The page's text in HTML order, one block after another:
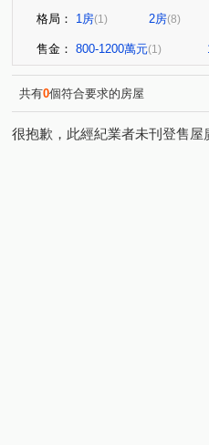
格局： 1房(1) 2房(8)
售金： 800-1200萬元(1)
共有0個符合要求的房屋
很抱歉，此經紀業者未刊登售屋